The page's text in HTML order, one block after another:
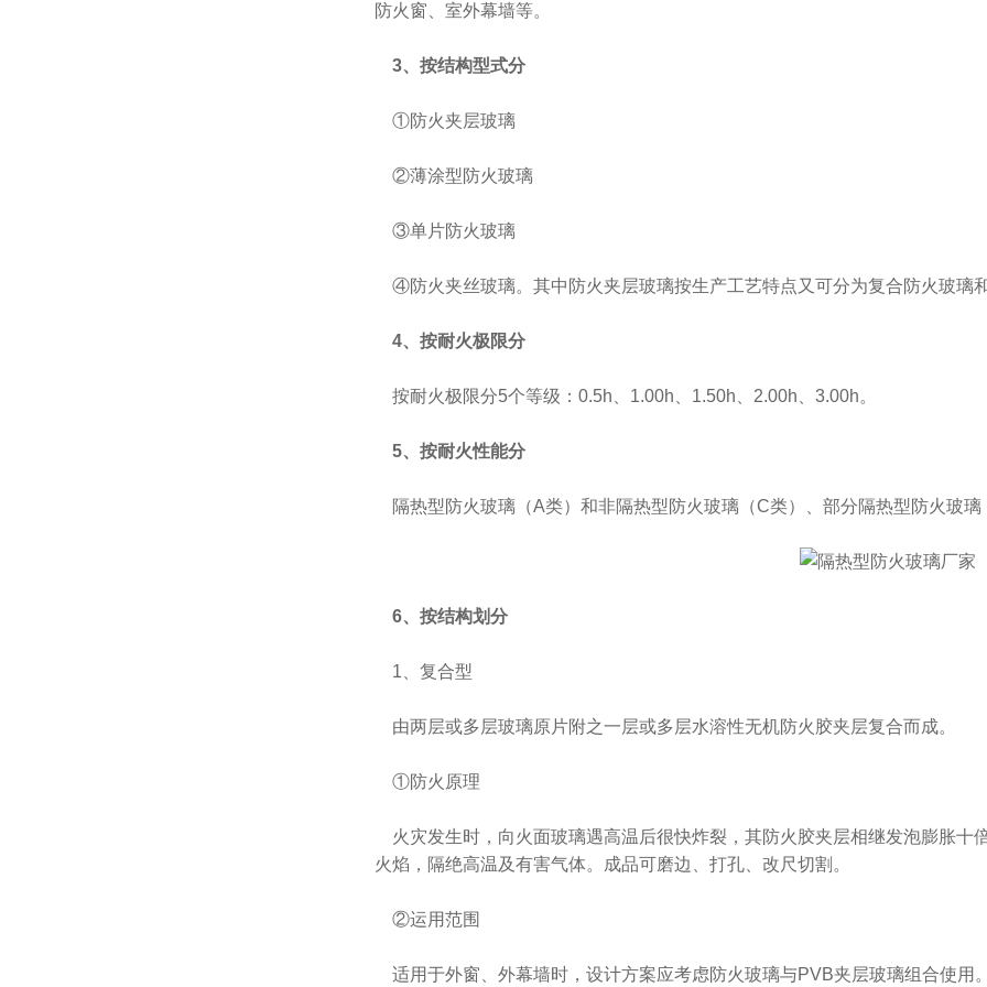
防火窗、室外幕墙等。
3、按结构型式分
①防火夹层玻璃
②薄涂型防火玻璃
③单片防火玻璃
④防火夹丝玻璃。其中防火夹层玻璃按生产工艺特点又可分为复合防火玻璃和
4、按耐火极限分
按耐火极限分5个等级：0.5h、1.00h、1.50h、2.00h、3.00h。
5、按耐火性能分
隔热型防火玻璃（A类）和非隔热型防火玻璃（C类）、部分隔热型防火玻璃
6、按结构划分
1、复合型
由两层或多层玻璃原片附之一层或多层水溶性无机防火胶夹层复合而成。
①防火原理
火灾发生时，向火面玻璃遇高温后很快炸裂，其防火胶夹层相继发泡膨胀十
火焰，隔绝高温及有害气体。成品可磨边、打孔、改尺切割。
②运用范围
适用于外窗、外幕墙时，设计方案应考虑防火玻璃与PVB夹层玻璃组合使用